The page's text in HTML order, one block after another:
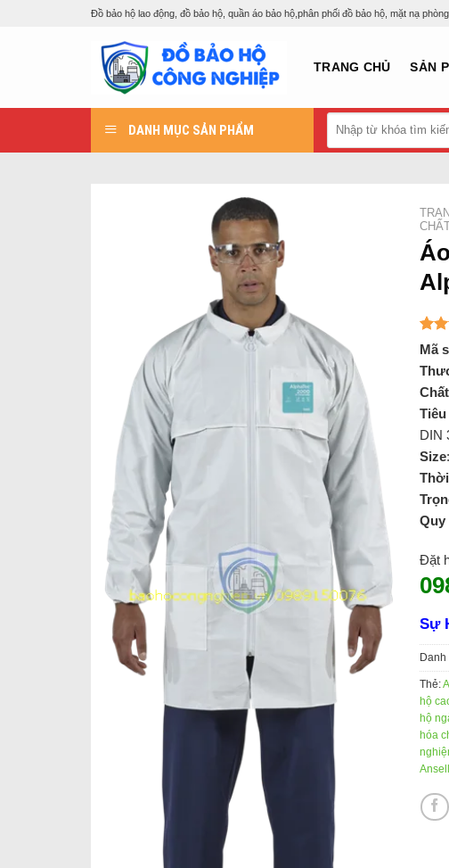
Đồ bảo hộ lao động, đồ bảo hộ, quần áo bảo hộ,phân phối đồ bảo hộ, mặt nạ
TRANG CHỦ SẢN
DANH MỤC SẢN PHẨM
kiếm:
5.00
dựa
13
Mã
DIN
Size
Quy
Đặt
Sự
Danh
Thẻ:
hộ
hộ
hóa
Ansell